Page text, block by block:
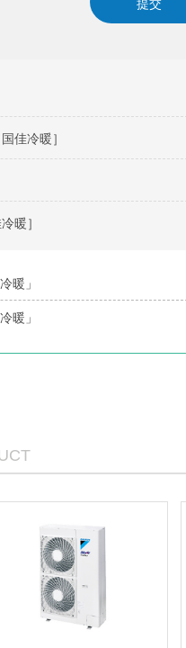
佳冷暖］
暖］
暖」
暖」